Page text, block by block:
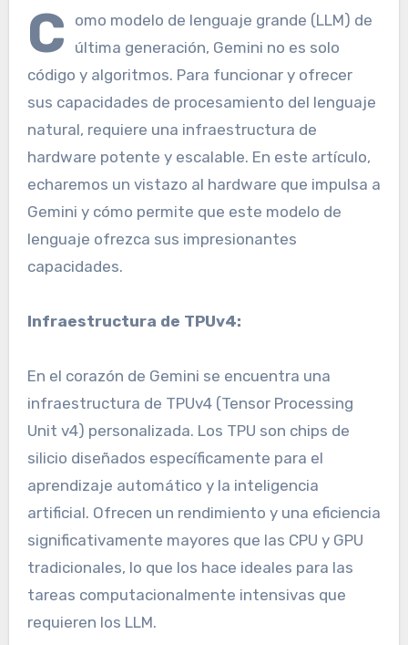
C
omo modelo de lenguaje grande (LLM) de
última generación, Gemini no es solo
código y algoritmos. Para funcionar y ofrecer
sus capacidades de procesamiento del lenguaje
natural, requiere una infraestructura de
hardware potente y escalable. En este artículo,
echaremos un vistazo al hardware que impulsa a
Gemini y cómo permite que este modelo de
lenguaje ofrezca sus impresionantes
capacidades.
Infraestructura de TPUv4:
En el corazón de Gemini se encuentra una
infraestructura de TPUv4 (Tensor Processing
Unit v4) personalizada. Los TPU son chips de
silicio diseñados específicamente para el
aprendizaje automático y la inteligencia
artificial. Ofrecen un rendimiento y una eficiencia
significativamente mayores que las CPU y GPU
tradicionales, lo que los hace ideales para las
tareas computacionalmente intensivas que
requieren los LLM.